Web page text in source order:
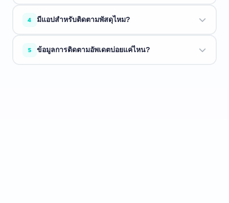
รายการด้านบน เราติดตามให้ได้
4 มีแอปสำหรับติดตามพัสดุไหม?
พัสดุ, และประวัติการติดตาม
5 ข้อมูลการติดตามอัพเดตบ่อยแค่ไหน?